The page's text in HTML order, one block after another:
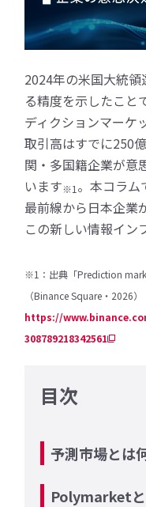
2024年の米国大統
る精度を示したこと
ディクションマーケ
取引高はすでに250
関・多国籍企業が意
います※1 。本コラム
最前線から日本企業
この新しい情報イン
※1：出典「Prediction
（Binance Square・2026）
https://
308789218342561
目次
予測市場とは
Polymarket